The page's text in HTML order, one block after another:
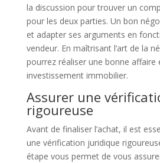
la discussion pour trouver un
pour les deux parties. Un bon
et adapter ses arguments en
vendeur. En maîtrisant l’art de la
pourrez réaliser une bonne
investissement immobilier.
Assurer une
rigoureuse
Avant de finaliser l’achat, il est
une vérification juridique
étape vous permet de vous